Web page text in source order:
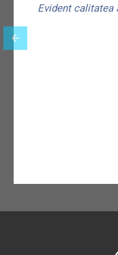
Evident calitatea